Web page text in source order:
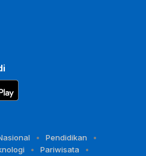
Pendidikan
Pariwisata